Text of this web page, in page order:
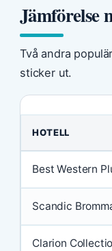
Jämförelse
Två andra
sticker ut.
HOTELL
Best Western
Scandic
Clarion